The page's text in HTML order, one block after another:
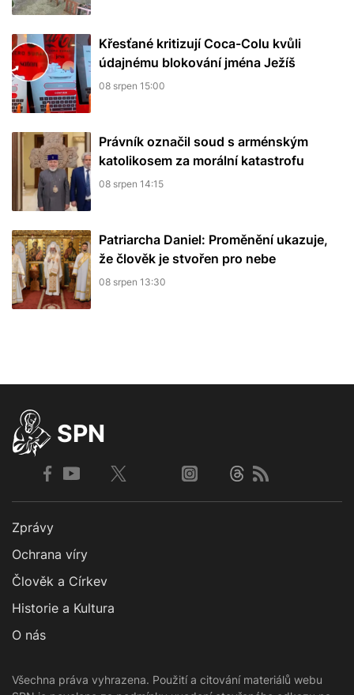
Křesťané kritizují Coca-Colu kvůli
údajnému blokování jména Ježíš
08 srpen 15:00
Právník označil soud s arménským
katolikosem za morální katastrofu
08 srpen 14:15
Patriarcha Daniel: Proměnění ukazuje,
že člověk je stvořen pro nebe
08 srpen 13:30
SPN
Zprávy
Ochrana víry
Člověk a Církev
Historie a Kultura
O nás
Všechna práva vyhrazena. Použití a citování materiálů webu